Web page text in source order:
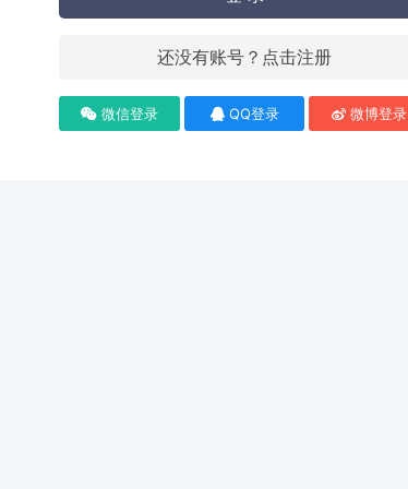
还没有账号？点击注册
微信登录 QQ登录 微博登录